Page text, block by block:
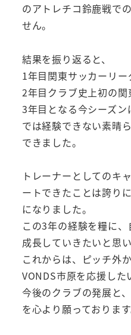
のアトレチコ鈴鹿戦で
せん。
結果を振り返ると、
1年目関東サッカーリー
2年目クラブ史上初の
3年目となる今シーズ
では経験できない素晴
できました。
トレーナーとしてのキ
ートできたことは誇り
になりました。
この3年の経験を糧に、
成長していきたいと思い
これからは、ピッチ外
VONDS市原を応援した
今後のクラブの発展と
を心より願っております